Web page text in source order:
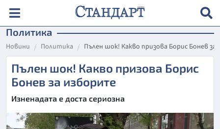
Политика
Новини Политика Пълен шок! Какво призова Борис Бонев за
Пълен шок! Какво призова Борис
Бонев за изборите
Изненадата е доста сериозна